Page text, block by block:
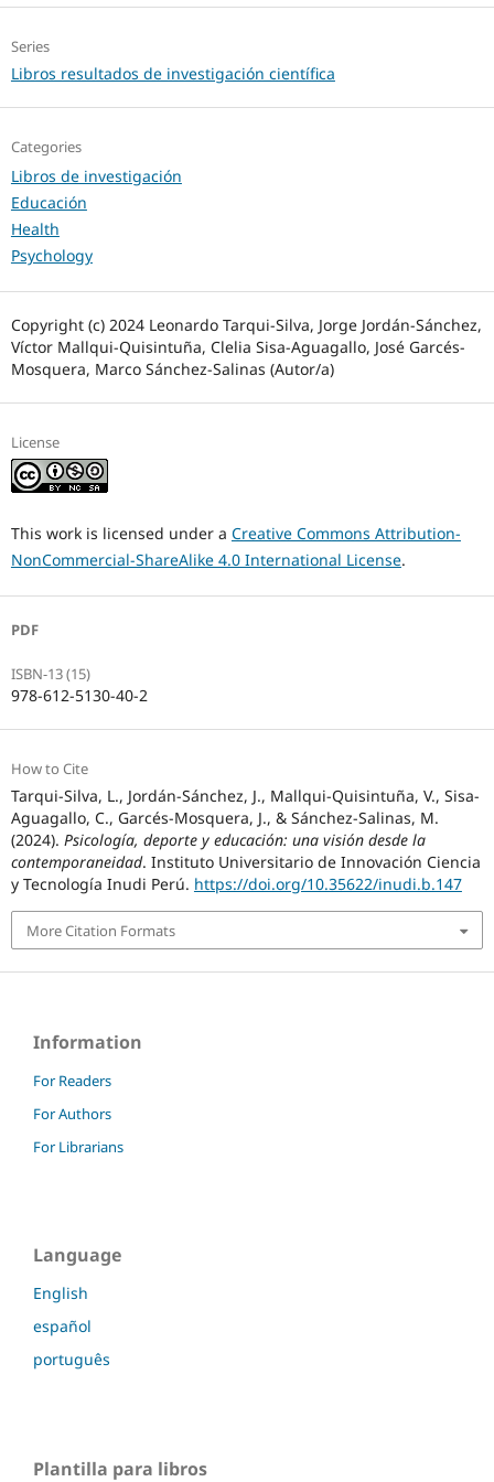
Series
Libros resultados de investigación científica
Categories
Libros de investigación
Educación
Health
Psychology
Copyright (c) 2024 Leonardo Tarqui-Silva, Jorge Jordán-Sánchez,
Víctor Mallqui-Quisintuña, Clelia Sisa-Aguagallo, José Garcés-
Mosquera, Marco Sánchez-Salinas (Autor/a)
License
This work is licensed under a Creative Commons Attribution-
NonCommercial-ShareAlike 4.0 International License.
PDF
ISBN-13 (15)
978-612-5130-40-2
How to Cite
Tarqui-Silva, L., Jordán-Sánchez, J., Mallqui-Quisintuña, V., Sisa-
Aguagallo, C., Garcés-Mosquera, J., & Sánchez-Salinas, M.
(2024). Psicología, deporte y educación: una visión desde la
contemporaneidad. Instituto Universitario de Innovación Ciencia
y Tecnología Inudi Perú. https://doi.org/10.35622/inudi.b.147
More Citation Formats
Information
For Readers
For Authors
For Librarians
Language
English
español
português
Plantilla para libros